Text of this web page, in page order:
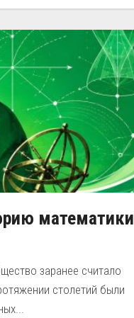
математики
заранее считало
столетий были